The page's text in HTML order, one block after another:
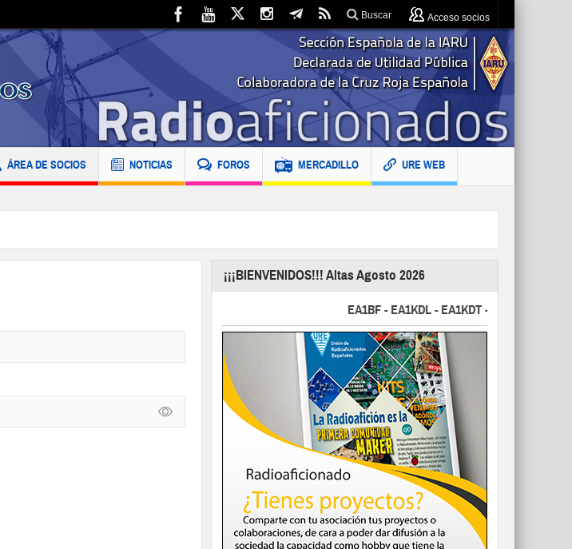
Buscar Acceso socios
ÁREA DE SOCIOS NOTICIAS FOROS MERCADILLO URE WEB
¡¡¡BIENVENIDOS!!! Altas Agosto 2026
EA1BF - EA1KDL - EA1KDT - EA2FBJ - EA2FJU -